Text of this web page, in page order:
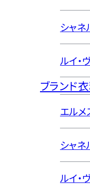
シャネ
ルイ・
ブランド
エルメ
シャネ
ルイ・